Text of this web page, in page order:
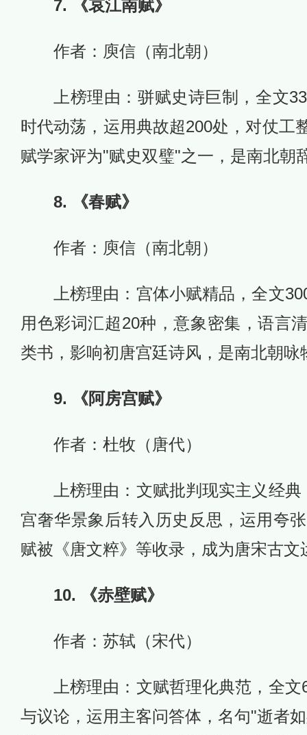
7. 《哀江南赋》
作者：庾信（南北朝）
上榜理由：骈赋史诗巨制，全文
时代动荡，运用典故超200处，对仗工
赋学家评为"赋史双璧"之一，是南北朝
8. 《春赋》
作者：庾信（南北朝）
上榜理由：宫体小赋精品，全文
用色彩词汇超20种，意象密集，语言
类书，影响初唐宫廷诗风，是南北朝咏
9. 《阿房宫赋》
作者：杜牧（唐代）
上榜理由：文赋批判现实主义经
宫奢华景象后转入历史反思，运用夸
赋被《唐文粹》等收录，成为唐宋古
10. 《赤壁赋》
作者：苏轼（宋代）
上榜理由：文赋哲理化典范，全
与议论，运用主客问答体，名句"逝者